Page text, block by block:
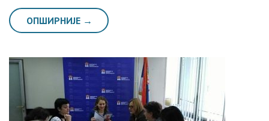
ОПШИРНИЈЕ →